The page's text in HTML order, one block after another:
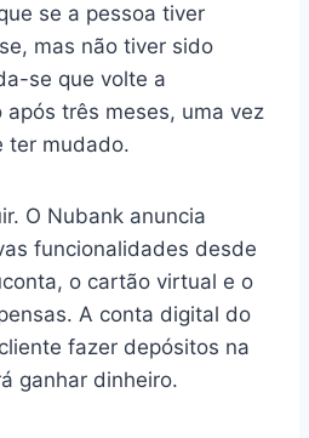
se a pessoa tiver
mas não tiver sido
se que volte a
três meses, uma vez
ter mudado.
O Nubank anuncia
funcionalidades desde
o cartão virtual e o
A conta digital do
fazer depósitos na
ganhar dinheiro.